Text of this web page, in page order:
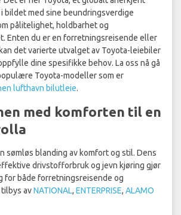
bildet med sine beundringsverdige
pålitelighet, holdbarhet og
Enten du er en forretningsreisende eller
det varierte utvalget av Toyota-leiebiler
dine spesifikke behov. La oss nå gå
Toyota-modeller som er
lufthavn bilutleie.
med komforten til en
sømløs blanding av komfort og stil. Dens
drivstofforbruk og jevn kjøring gjør
for både forretningsreisende og
avNATIONAL, ENTERPRISE, ALAMO